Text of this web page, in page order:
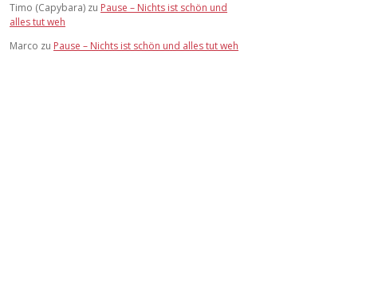
Timo (Capybara) zu Pause – Nichts ist schön und
alles tut weh
Marco zu Pause – Nichts ist schön und alles tut weh